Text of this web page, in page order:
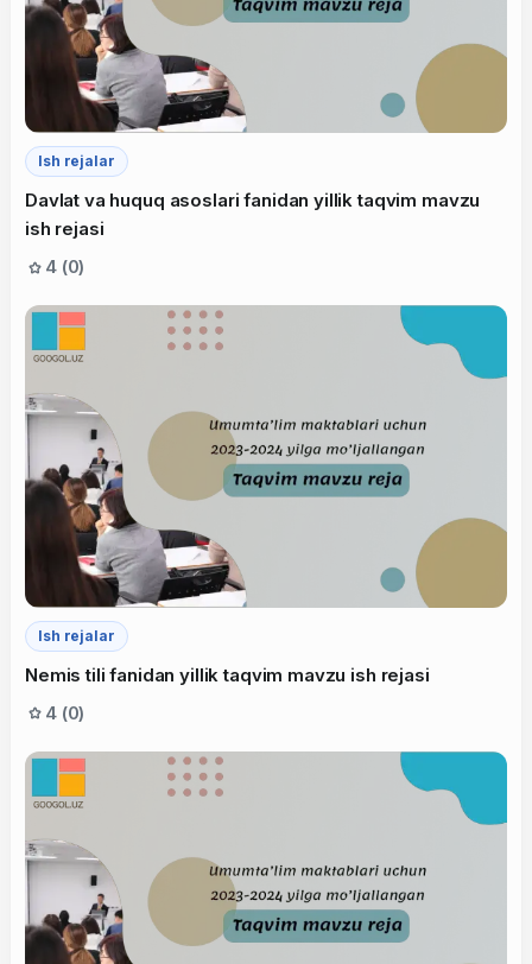
Ish rejalar
Davlat va huquq asoslari fanidan yillik taqvim mavzu
ish rejasi
4 (0)
Ish rejalar
Nemis tili fanidan yillik taqvim mavzu ish rejasi
4 (0)